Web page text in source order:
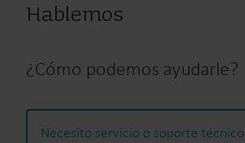
Hablemos
¿Cómo podemos ayudarle?
Necesito servicio o soporte técnico